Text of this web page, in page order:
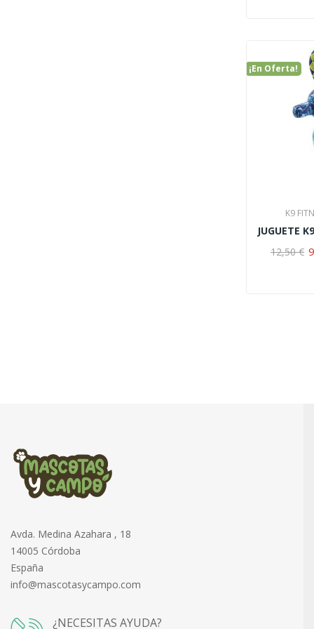
¡En Oferta!
K9
12,50 €
Avda. Medina Azahara , 18
14005 Córdoba
España
info@mascotasycampo.com
¿NECESITAS AYUDA?